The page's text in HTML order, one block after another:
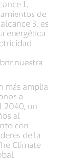
1,
de
3, es
energética
nuestra
más amplia
a
2040, un
al
con
de la
Climate